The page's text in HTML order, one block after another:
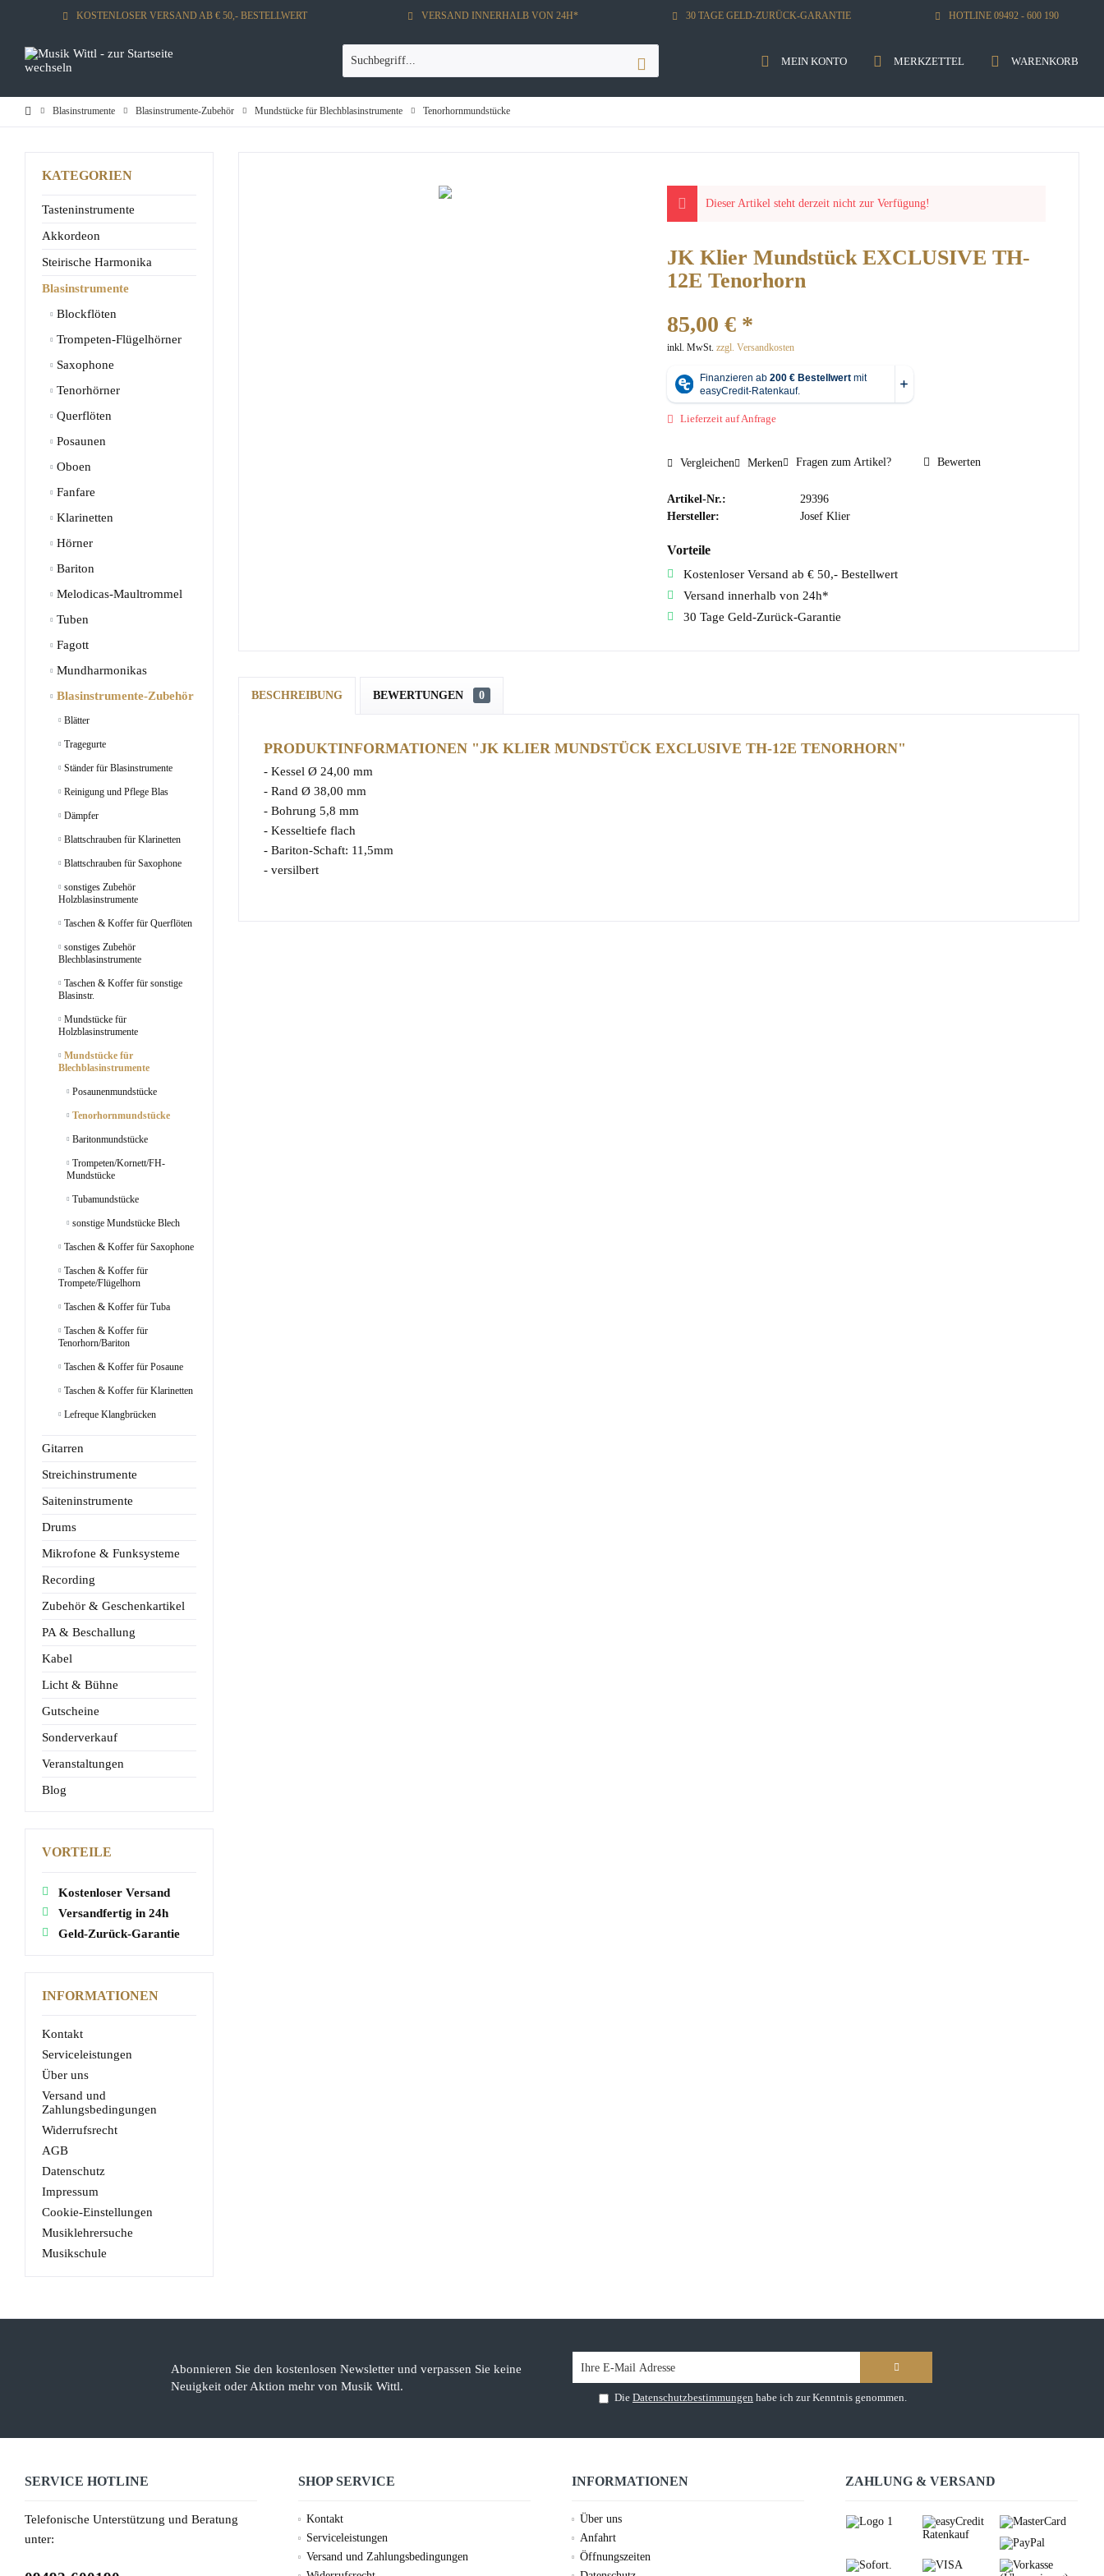
KOSTENLOSER VERSAND AB € 50,- BESTELLWERT VERSAND INNERHALB VON 24H* 30 TAGE GELD-ZURÜCK-GARANTIE HOTLINE 09492 - 600 190
WARENKORB
MERKZETTEL
MEIN KONTO
Blasinstrumente Blasinstrumente-Zubehör Mundstücke für Blechblasinstrumente Tenorhornmundstücke
KATEGORIEN
Tasteninstrumente
Akkordeon
Steirische Harmonika
Blasinstrumente
Blockflöten
Trompeten-Flügelhörner
Saxophone
Tenorhörner
Querflöten
Posaunen
Oboen
Fanfare
Klarinetten
Hörner
Bariton
Melodicas-Maultrommel
Tuben
Fagott
Mundharmonikas
Blasinstrumente-Zubehör
Blätter
Tragegurte
Ständer für Blasinstrumente
Reinigung und Pflege Blas
Dämpfer
Blattschrauben für Klarinetten
Blattschrauben für Saxophone
sonstiges Zubehör
Holzblasinstrumente
Taschen & Koffer für Querflöten
sonstiges Zubehör
Blechblasinstrumente
Taschen & Koffer für sonstige
Blasinstr.
Mundstücke für
Holzblasinstrumente
Mundstücke für
Blechblasinstrumente
Posaunenmundstücke
Tenorhornmundstücke
Baritonmundstücke
Trompeten/Kornett/FH-
Mundstücke
Tubamundstücke
sonstige Mundstücke Blech
Taschen & Koffer für Saxophone
Taschen & Koffer für
Trompete/Flügelhorn
Taschen & Koffer für Tuba
Taschen & Koffer für
Tenorhorn/Bariton
Taschen & Koffer für Posaune
Taschen & Koffer für Klarinetten
Lefreque Klangbrücken
Gitarren
Streichinstrumente
Saiteninstrumente
Drums
Mikrofone & Funksysteme
Recording
Zubehör & Geschenkartikel
PA & Beschallung
Kabel
Licht & Bühne
Gutscheine
Sonderverkauf
Veranstaltungen
Blog
VORTEILE
Kostenloser Versand
Versandfertig in 24h
Geld-Zurück-Garantie
INFORMATIONEN
Kontakt
Serviceleistungen
Über uns
Versand und
Zahlungsbedingungen
Widerrufsrecht
AGB
Datenschutz
Impressum
Cookie-Einstellungen
Musiklehrersuche
Musikschule
Dieser Artikel steht derzeit nicht zur Verfügung!
JK Klier Mundstück EXCLUSIVE TH-
12E Tenorhorn
85,00 € *
inkl. MwSt. zzgl. Versandkosten
Lieferzeit auf Anfrage
Vergleichen Merken Fragen zum Artikel? Bewerten
Artikel-Nr.:
29396
Hersteller:
Josef Klier
Vorteile
Kostenloser Versand ab € 50,- Bestellwert
Versand innerhalb von 24h*
30 Tage Geld-Zurück-Garantie
BESCHREIBUNG BEWERTUNGEN 0
PRODUKTINFORMATIONEN "JK KLIER MUNDSTÜCK EXCLUSIVE TH-12E TENORHORN"
- Kessel Ø 24,00 mm
- Rand Ø 38,00 mm
- Bohrung 5,8 mm
- Kesseltiefe flach
- Bariton-Schaft: 11,5mm
- versilbert
Abonnieren Sie den kostenlosen Newsletter und verpassen Sie keine
Neuigkeit oder Aktion mehr von Musik Wittl.
Die Datenschutzbestimmungen habe ich zur Kenntnis genommen.
SERVICE HOTLINE
Telefonische Unterstützung und Beratung
unter:
SHOP SERVICE
Kontakt
Serviceleistungen
Versand und Zahlungsbedingungen
INFORMATIONEN
Über uns
Anfahrt
Öffnungszeiten
ZAHLUNG & VERSAND